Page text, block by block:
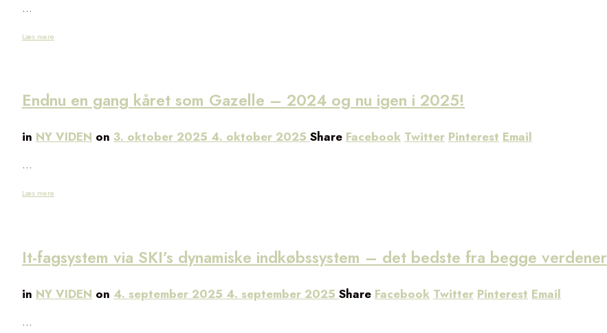
…
Læs mere
Endnu en gang kåret som Gazelle – 2024 og nu igen i 2025!
in NY VIDEN on 3. oktober 2025 4. oktober 2025 Share Facebook Twitter Pinterest Email
…
Læs mere
It-fagsystem via SKI’s dynamiske indkøbssystem – det bedste fra begge verdener
in NY VIDEN on 4. september 2025 4. september 2025 Share Facebook Twitter Pinterest Email
…